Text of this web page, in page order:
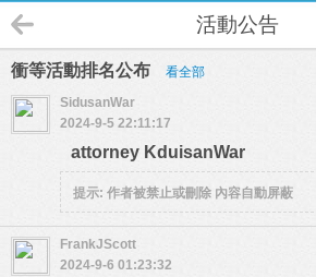
活動公告
衝等活動排名公布 看全部
SidusanWar
2024-9-5 22:11:17
attorney KduisanWar
提示: 作者被禁止或刪除 內容自動屏蔽
FrankJScott
2024-9-6 01:23:32